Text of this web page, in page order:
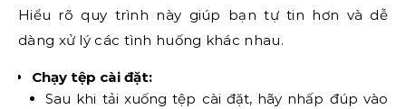
Hiểu rõ quy trình này giúp bạn tự tin hơn và dễ
dàng xử lý các tình huống khác nhau.
Chạy tệp cài đặt:
Sau khi tải xuống tệp cài đặt, hãy nhấp đúp vào